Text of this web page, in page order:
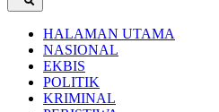
HALAMAN UTAMA
NASIONAL
EKBIS
POLITIK
KRIMINAL